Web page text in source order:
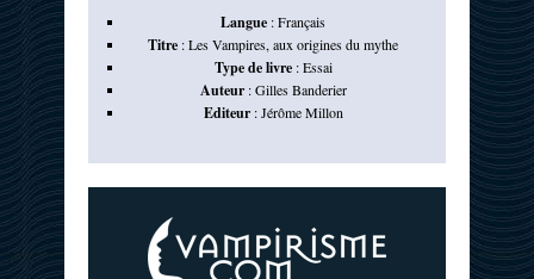
Langue :Français
Titre :Les Vampires, aux origines du mythe
Type de livre:Essai
Auteur:Gilles Banderier
Editeur:Jérôme Millon